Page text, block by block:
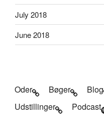
July 2018
June 2018
Oder Bøger Blog
Udstillinger
Podcast